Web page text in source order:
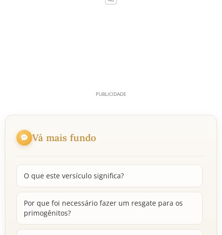
Vá mais fundo
O que este versículo significa?
Por que foi necessário fazer um resgate para os
primogênitos?